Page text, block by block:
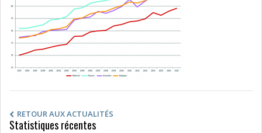
RETOUR AUX ACTUALITÉS
Statistiques récentes